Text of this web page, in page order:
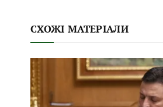
СХОЖІ МАТЕРІАЛИ